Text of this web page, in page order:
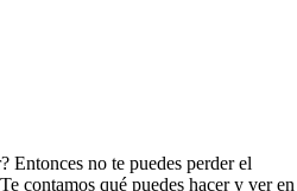
Entonces no te puedes perder el
contamos qué puedes hacer y ver en